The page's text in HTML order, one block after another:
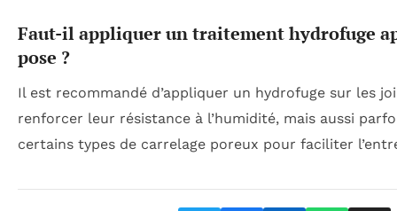
Faut-il appliquer un traitement hydrofuge
pose ?
Il est recommandé d’appliquer un hydrofuge sur les
renforcer leur résistance à l’humidité, mais aussi
certains types de carrelage poreux pour faciliter